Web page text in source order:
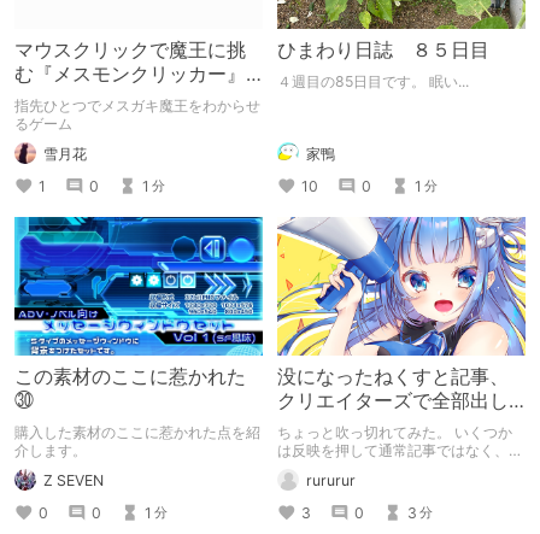
マウスクリックで魔王に挑
む『メスモンクリッカー』
体験版プレイしてみた
指先ひとつでメスガキ魔王をわからせ
るゲーム
雪月花
1
0 1 分
ひまわり日誌 ８５日目
４週目の85日目です。 眠い...
家鴨
10
0 1 分
この素材のここに惹かれた
㉚
購入した素材のここに惹かれた点を紹
介します。
Z SEVEN
0
0 1 分
没になったねくすと記事、
クリエイターズで全部出し
てみます。
ちょっと吹っ切れてみた。 いくつか
は反映を押して通常記事ではなく、ク
リエイター記事として出してみようか
なと。rururur
3
0 3 分